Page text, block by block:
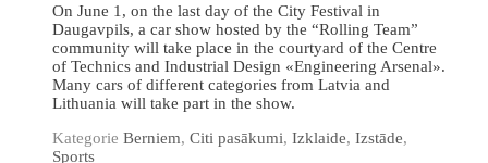
On June 1, on the last day of the City Festival in
Daugavpils, a car show hosted by the “Rolling Team”
community will take place in the courtyard of the Centre
of Technics and Industrial Design «Engineering Arsenal».
Many cars of different categories from Latvia and
Lithuania will take part in the show.
Kategorie Berniem, Citi pasākumi, Izklaide, Izstāde,
Sports